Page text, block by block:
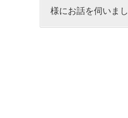
様にお話を伺いまし